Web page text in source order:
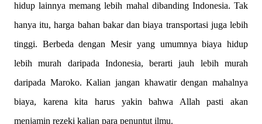
hidup lainnya memang lebih mahal dibanding Indonesia. Tak
hanya itu, harga bahan bakar dan biaya transportasi juga lebih
tinggi. Berbeda dengan Mesir yang umumnya biaya hidup
lebih murah daripada Indonesia, berarti jauh lebih murah
daripada Maroko. Kalian jangan khawatir dengan mahalnya
biaya, karena kita harus yakin bahwa Allah pasti akan
menjamin rezeki kalian para penuntut ilmu.